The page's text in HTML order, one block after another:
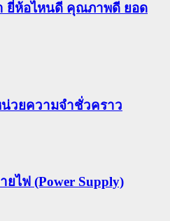
ยี่ห้อไหนดี คุณภาพดี ยอด
วยความจำชั่วคราว
ยไฟ (Power Supply)